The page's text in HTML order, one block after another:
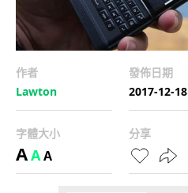
作者
Lawton
發佈日期
2017-12-18
字體大小
AAA
分享